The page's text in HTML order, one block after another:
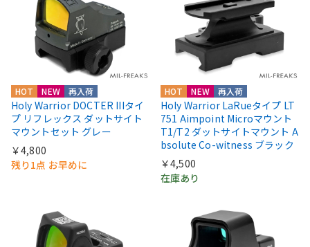
HOT NEW 再入荷
Holy Warrior DOCTER IIIタイ
プ リフレックス ダットサイト
マウントセット グレー
￥4,800
残り1点 お早めに
HOT NEW 再入荷
Holy Warrior LaRueタイプ LT
751 Aimpoint Microマウント
T1/T2 ダットサイトマウント A
bsolute Co-witness ブラック
￥4,500
在庫あり